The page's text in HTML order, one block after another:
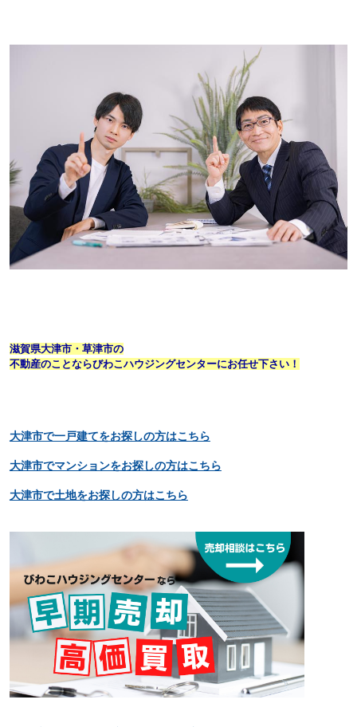
滋賀県大津市・草津市の
不動産のことならびわこハウジングセンターにお任せ下さい！
大津市で一戸建てをお探しの方はこちら
大津市でマンションをお探しの方はこちら
大津市で土地をお探しの方はこちら